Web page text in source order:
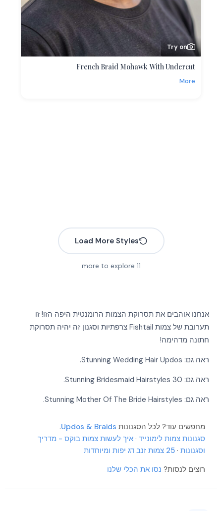
Try on
French Braid Mohawk With Undercut
More
More
More
More
More
More
More
Load More Styles
11
אנחנו אוהבים את תסרוקת הצמות הרומנטית היפה הזו! זו
תערובת של צמות Fishtail צרפתיות וסגנון זה יהיה תסרוקת
חתונה מדהימה!
ראה גם: Stunning Wedding Hair Updos
.
ראה גם: 30 Stunning Bridesmaid Hairstyles
.
ראה גם: Stunning Mother Of The Bride Hairstyles
.
מחפשים עוד? לכל הסגנונות Updos & Braids
.
סגנונות צמות לימונייד · איך לעשות צמות בוקס - מדריך
וסגנונות · 25 צמות זנב דג יפות ומיוחדות
רוצים לנסות? נסו את הכלי שלנו